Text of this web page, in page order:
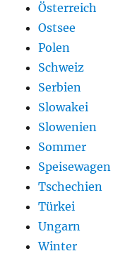
Österreich
Ostsee
Polen
Schweiz
Serbien
Slowakei
Slowenien
Sommer
Speisewagen
Tschechien
Türkei
Ungarn
Winter